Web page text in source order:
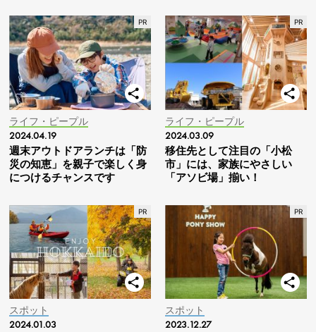
ライフ・ピープル
2024.04.19
週末アウトドアランチは「防
災の知恵」を親子で楽しく身
につけるチャンスです
ライフ・ピープル
2024.03.09
移住先として注目の「小松
市」には、家族にやさしい
「アソビ場」揃い！
スポット
2024.01.03
スポット
2023.12.27